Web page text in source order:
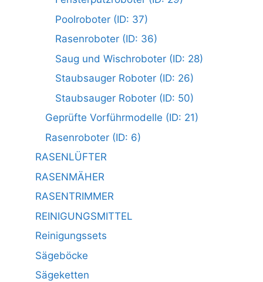
Poolroboter (ID: 37)
Rasenroboter (ID: 36)
Saug und Wischroboter (ID: 28)
Staubsauger Roboter (ID: 26)
Staubsauger Roboter (ID: 50)
Geprüfte Vorführmodelle (ID: 21)
Rasenroboter (ID: 6)
RASENLÜFTER
RASENMÄHER
RASENTRIMMER
REINIGUNGSMITTEL
Reinigungssets
Sägeböcke
Sägeketten